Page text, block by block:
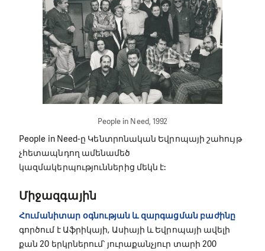
People in Need, 1992
People in Need-ը Կենտրոնական Եվրոպայի շահույթ
չհետապնդող ամենամեծ
կազմակերպություններից մեկն է:
Միջազգային
Հումանիտար օգնության և զարգացման բաժինը
գործում է Աֆրիկայի, Ասիայի և Եվրոպայի ավելի
քան 20 երկրներում՝ յուրաքանչյուր տարի 200